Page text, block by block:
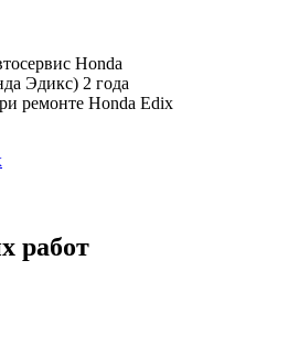
Honda
Эдикс) 2 года
ремонте Honda Edix
работ